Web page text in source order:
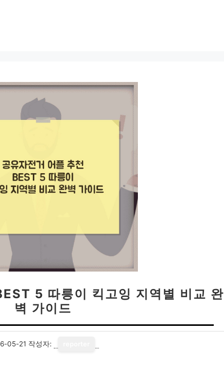
5 따릉이 킥고잉 지역별 비교 완
벽 가이드
05-21 작성자: